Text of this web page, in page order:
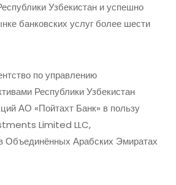
Узбекистан и успешно
банковских услуг более шести
по управлению
Республики Узбекистан
АО «Пойтахт Банк» в пользу
Limited LLC,
Объединённых Арабских Эмиратах